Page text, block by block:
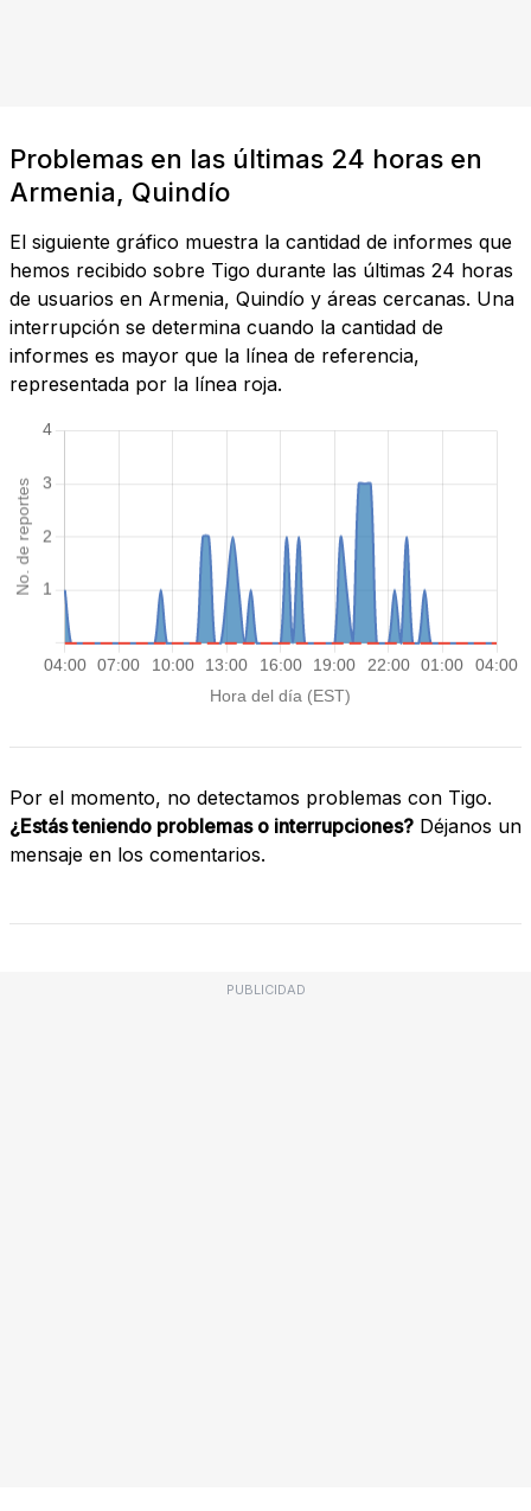
Problemas en las últimas 24 horas en
Armenia, Quindío
El siguiente gráfico muestra la cantidad de informes que
hemos recibido sobre Tigo durante las últimas 24 horas
de usuarios en Armenia, Quindío y áreas cercanas. Una
interrupción se determina cuando la cantidad de
informes es mayor que la línea de referencia,
representada por la línea roja.
Por el momento, no detectamos problemas con Tigo.
¿Estás teniendo problemas o interrupciones? Déjanos un
mensaje en los comentarios.
PUBLICIDAD